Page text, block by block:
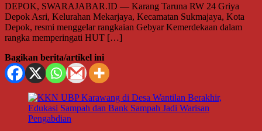
DEPOK, SWARAJABAR.ID — Karang Taruna RW 24 Griya
Depok Asri, Kelurahan Mekarjaya, Kecamatan Sukmajaya, Kota
Depok, resmi menggelar rangkaian Gebyar Kemerdekaan dalam
rangka memperingati HUT […]
Bagikan berita/artikel ini